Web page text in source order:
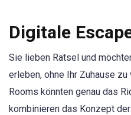
Digitale
Sie lieben Rätsel und
erleben, ohne Ihr Zuhause
Rooms könnten genau das
kombinieren das Konzept